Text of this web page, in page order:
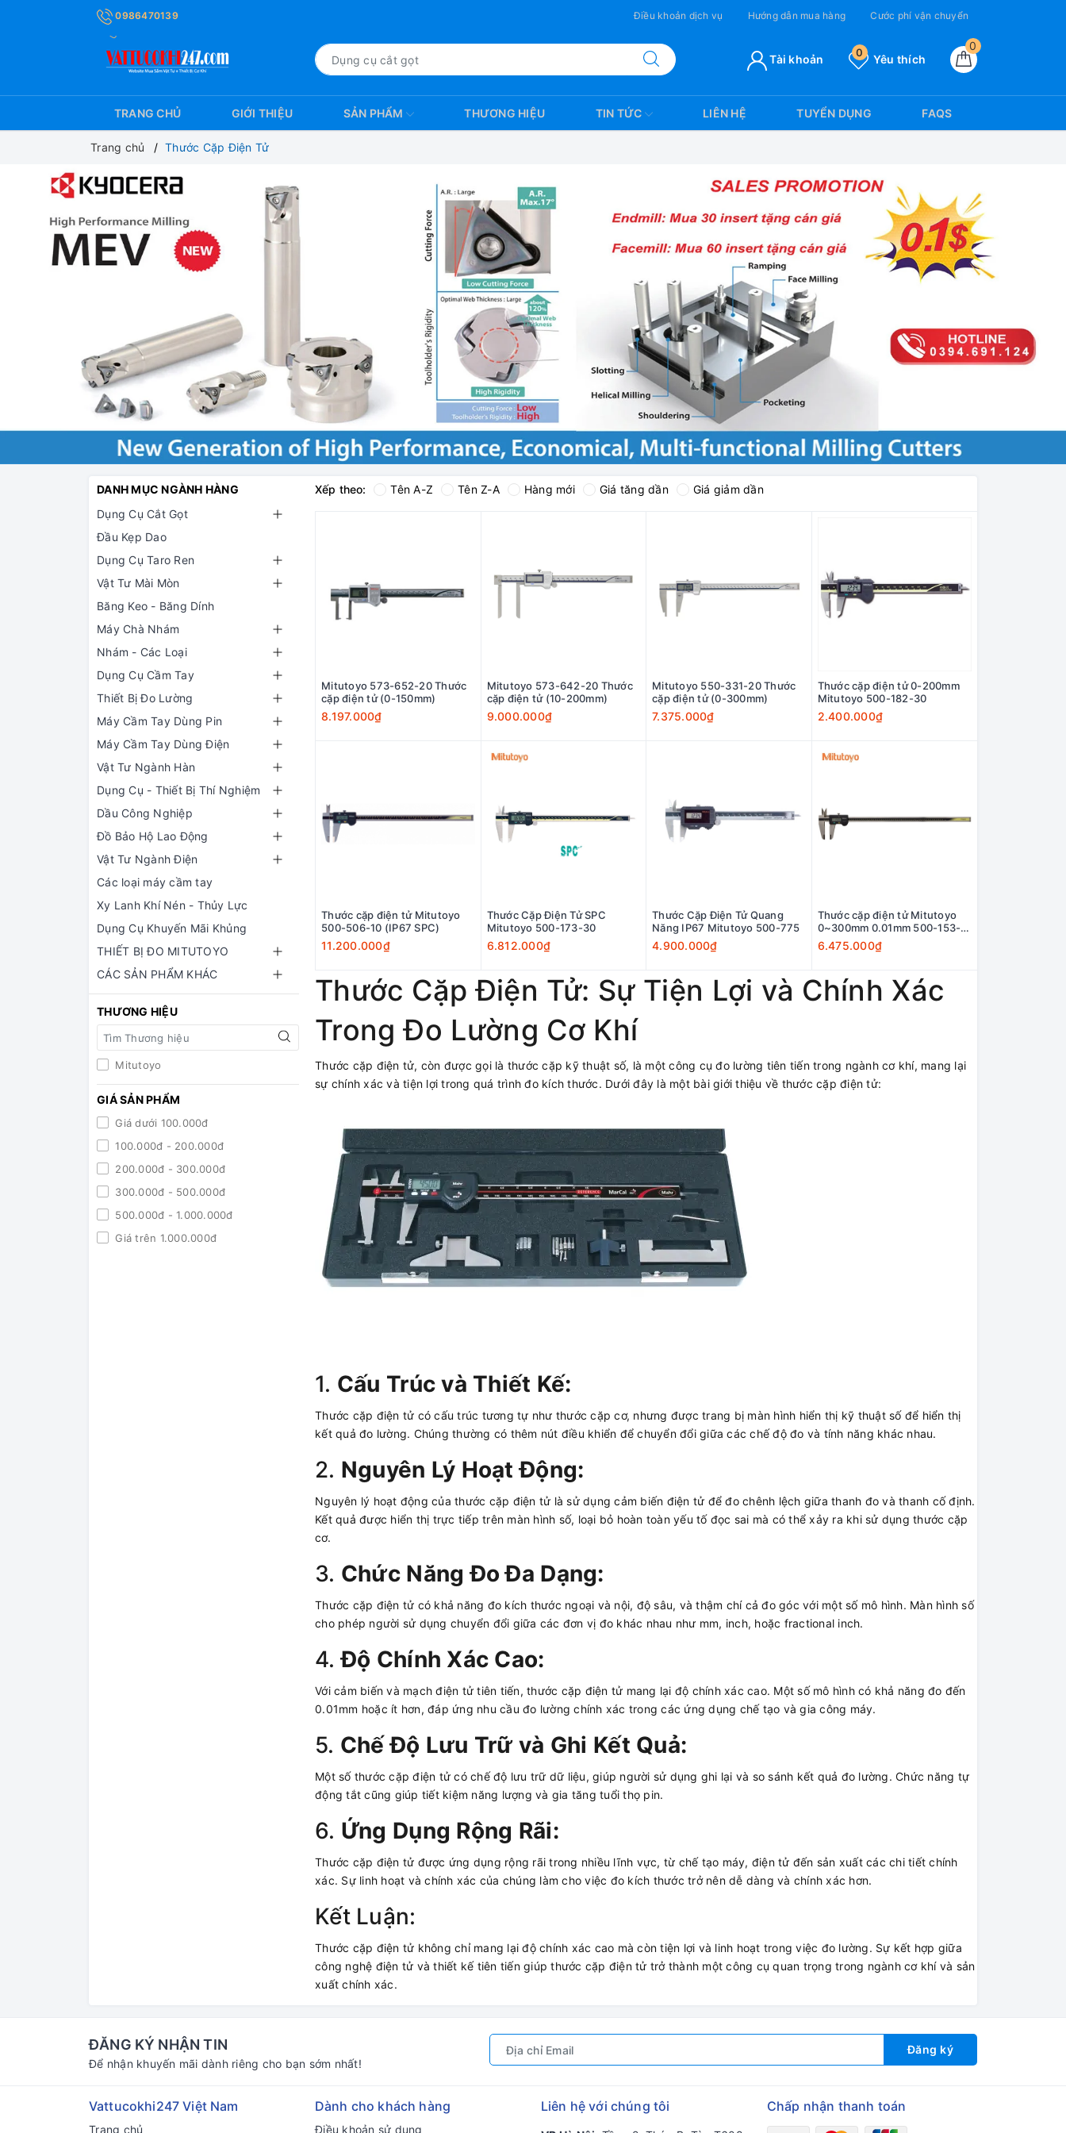
0986470139 Điều khoản dịch vụ Hướng dẫn mua hàng Cước phí vận chuyển
0
Yêu thích
0
Tài khoản
TRANG CHỦ GIỚI THIỆU SẢN PHẨM THƯƠNG HIỆU TIN TỨC LIÊN HỆ TUYỂN DỤNG FAQS
Trang chủ Thước Cặp Điện Tử
DANH MỤC NGÀNH HÀNG
Dụng Cụ Cắt Gọt
Đầu Kẹp Dao
Dụng Cụ Taro Ren
Vật Tư Mài Mòn
Băng Keo - Băng Dính
Máy Chà Nhám
Nhám - Các Loại
Dụng Cụ Cầm Tay
Thiết Bị Đo Lường
Máy Cầm Tay Dùng Pin
Máy Cầm Tay Dùng Điện
Vật Tư Ngành Hàn
Dụng Cụ - Thiết Bị Thí Nghiệm
Dầu Công Nghiệp
Đồ Bảo Hộ Lao Động
Vật Tư Ngành Điện
Các loại máy cầm tay
Xy Lanh Khí Nén - Thủy Lực
Dụng Cụ Khuyến Mãi Khủng
THIẾT BỊ ĐO MITUTOYO
CÁC SẢN PHẨM KHÁC
THƯƠNG HIỆU
Mitutoyo
GIÁ SẢN PHẨM
Giá dưới 100.000đ
100.000đ - 200.000đ
200.000đ - 300.000đ
300.000đ - 500.000đ
500.000đ - 1.000.000đ
Giá trên 1.000.000đ
Xếp theo: Tên A-Z Tên Z-A Hàng mới Giá tăng dần Giá giảm dần
Mitutoyo 573-652-20 Thước
cặp điện tử (0-150mm)
8.197.000₫
Mitutoyo 573-642-20 Thước
cặp điện tử (10-200mm)
9.000.000₫
Mitutoyo 550-331-20 Thước
cặp điện tử (0-300mm)
7.375.000₫
Thước cặp điện tử 0-200mm
Mitutoyo 500-182-30
2.400.000₫
Thước cặp điện tử Mitutoyo
500-506-10 (IP67 SPC)
11.200.000₫
Thước Cặp Điện Tử SPC
Mitutoyo 500-173-30
6.812.000₫
Thước Cặp Điện Tử Quang
Năng IP67 Mitutoyo 500-775
4.900.000₫
Thước cặp điện tử Mitutoyo
0~300mm 0.01mm 500-153-
30
6.475.000₫
Thước Cặp Điện Tử: Sự Tiện Lợi và Chính Xác
Trong Đo Lường Cơ Khí
Thước cặp điện tử, còn được gọi là thước cặp kỹ thuật số, là một công cụ đo lường tiên tiến trong ngành cơ khí, mang lại
sự chính xác và tiện lợi trong quá trình đo kích thước. Dưới đây là một bài giới thiệu về thước cặp điện tử:
1. Cấu Trúc và Thiết Kế:
Thước cặp điện tử có cấu trúc tương tự như thước cặp cơ, nhưng được trang bị màn hình hiển thị kỹ thuật số để hiển thị
kết quả đo lường. Chúng thường có thêm nút điều khiển để chuyển đổi giữa các chế độ đo và tính năng khác nhau.
2. Nguyên Lý Hoạt Động:
Nguyên lý hoạt động của thước cặp điện tử là sử dụng cảm biến điện tử để đo chênh lệch giữa thanh đo và thanh cố định.
Kết quả được hiển thị trực tiếp trên màn hình số, loại bỏ hoàn toàn yếu tố đọc sai mà có thể xảy ra khi sử dụng thước cặp
cơ.
3. Chức Năng Đo Đa Dạng:
Thước cặp điện tử có khả năng đo kích thước ngoại và nội, độ sâu, và thậm chí cả đo góc với một số mô hình. Màn hình số
cho phép người sử dụng chuyển đổi giữa các đơn vị đo khác nhau như mm, inch, hoặc fractional inch.
4.Độ Chính Xác Cao:
Với cảm biến và mạch điện tử tiên tiến, thước cặp điện tử mang lại độ chính xác cao. Một số mô hình có khả năng đo đến
0.01mm hoặc ít hơn, đáp ứng nhu cầu đo lường chính xác trong các ứng dụng chế tạo và gia công máy.
5. Chế Độ Lưu Trữ và Ghi Kết Quả:
Một số thước cặp điện tử có chế độ lưu trữ dữ liệu, giúp người sử dụng ghi lại và so sánh kết quả đo lường. Chức năng tự
động tắt cũng giúp tiết kiệm năng lượng và gia tăng tuổi thọ pin.
6. Ứng Dụng Rộng Rãi:
Thước cặp điện tử được ứng dụng rộng rãi trong nhiều lĩnh vực, từ chế tạo máy, điện tử đến sản xuất các chi tiết chính
xác. Sự linh hoạt và chính xác của chúng làm cho việc đo kích thước trở nên dễ dàng và chính xác hơn.
Kết Luận:
Thước cặp điện tử không chỉ mang lại độ chính xác cao mà còn tiện lợi và linh hoạt trong việc đo lường. Sự kết hợp giữa
công nghệ điện tử và thiết kế tiên tiến giúp thước cặp điện tử trở thành một công cụ quan trọng trong ngành cơ khí và sản
xuất chính xác.
ĐĂNG KÝ NHẬN TIN
Để nhận khuyến mãi dành riêng cho bạn sớm nhất!
Đăng ký
Vattucokhi247 Việt Nam
Trang chủ
Dành cho khách hàng
Điều khoản sử dụng
Liên hệ với chúng tôi Chấp nhận thanh toán